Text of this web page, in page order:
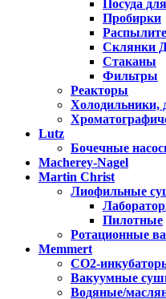
Посуда
Пробирки
Склянки
Стаканы
Фильтры
Реакторы
Холодильники,
Lutz
Бочечные
Macherey-Nagel
Martin Christ
Лиофильные
Пилотные
Ротационные
Memmert
CO2-
Вакуумные
Водяные/